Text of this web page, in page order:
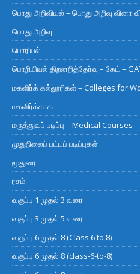
பொது அறிவியல் – பொது அறிவு வினா
பொது அறிவு
பொரியல்
பொறியியல் திறனறித்தேர்வு – கேட் –
மகளிர்க் கல்லூரிகள் – Colleges for
மகளிர்க்காக
மருத்துவப் படிப்பு – Medical Courses
முதுநிலைப் பட்டப் படிப்புகள்
மூதுரை
ரசம்
வகுப்பு 1 முதல் 3 வரை
வகுப்பு 3 முதல் 5 வரை
வகுப்பு 6 முதல் 8 (Class 6 to 8)
வகுப்பு 6 முதல் 8 (class-6-to-8)